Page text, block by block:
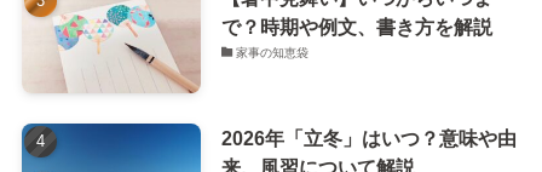
で？時期や例文、書き方を解説
家事の知恵袋
2026年「立冬」はいつ？意味や由
来、風習について解説